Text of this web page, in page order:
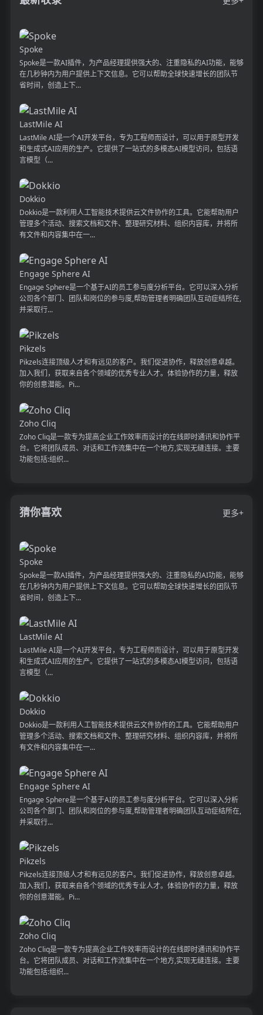
Spoke
Spoke是一款AI插件，为产品经理提供强大的、注重隐私的AI功能，能够
在几秒钟内为用户提供上下文信息。它可以帮助全球快速增长的团队节
省时间，创造上下...
LastMile AI
LastMile AI是一个AI开发平台，专为工程师而设计，可以用于原型开发
和生成式AI应用的生产。它提供了一站式的多模态AI模型访问，包括语
言模型（...
Dokkio
Dokkio是一款利用人工智能技术提供云文件协作的工具。它能帮助用户
管理多个活动、搜索文档和文件、整理研究材料、组织内容库，并将所
有文件和内容集中在一...
Engage Sphere AI
Engage Sphere是一个基于AI的员工参与度分析平台。它可以深入分析
公司各个部门、团队和岗位的参与度,帮助管理者明确团队互动症结所在,
并采取行...
Pikzels
Pikzels连接顶级人才和有远见的客户。我们促进协作，释放创意卓越。
加入我们，获取来自各个领域的优秀专业人才。体验协作的力量，释放
你的创意潜能。Pi...
Zoho Cliq
Zoho Cliq是一款专为提高企业工作效率而设计的在线即时通讯和协作平
台。它将团队成员、对话和工作流集中在一个地方,实现无缝连接。主要
功能包括:组织...
猜你喜欢 更多+
Spoke
Spoke是一款AI插件，为产品经理提供强大的、注重隐私的AI功能，能够
在几秒钟内为用户提供上下文信息。它可以帮助全球快速增长的团队节
省时间，创造上下...
LastMile AI
LastMile AI是一个AI开发平台，专为工程师而设计，可以用于原型开发
和生成式AI应用的生产。它提供了一站式的多模态AI模型访问，包括语
言模型（...
Dokkio
Dokkio是一款利用人工智能技术提供云文件协作的工具。它能帮助用户
管理多个活动、搜索文档和文件、整理研究材料、组织内容库，并将所
有文件和内容集中在一...
Engage Sphere AI
Engage Sphere是一个基于AI的员工参与度分析平台。它可以深入分析
公司各个部门、团队和岗位的参与度,帮助管理者明确团队互动症结所在,
并采取行...
Pikzels
Pikzels连接顶级人才和有远见的客户。我们促进协作，释放创意卓越。
加入我们，获取来自各个领域的优秀专业人才。体验协作的力量，释放
你的创意潜能。Pi...
Zoho Cliq
Zoho Cliq是一款专为提高企业工作效率而设计的在线即时通讯和协作平
台。它将团队成员、对话和工作流集中在一个地方,实现无缝连接。主要
功能包括:组织...